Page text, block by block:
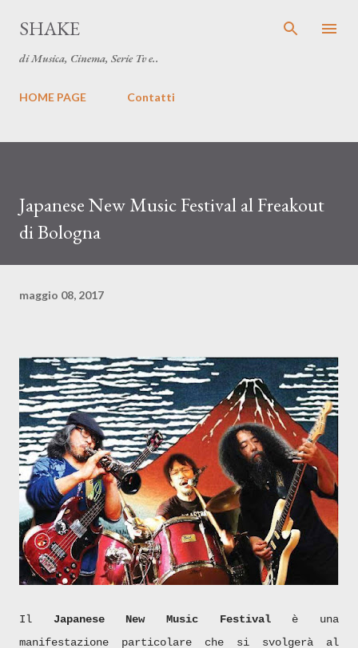
SHAKE
di Musica, Cinema, Serie Tv e..
HOME PAGE Contatti
Japanese New Music Festival al Freakout
di Bologna
maggio 08, 2017
Il Japanese New Music Festivalè una
manifestazione particolare che si svolgerà al